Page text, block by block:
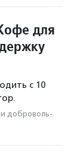
для
с 10
и доброволь­